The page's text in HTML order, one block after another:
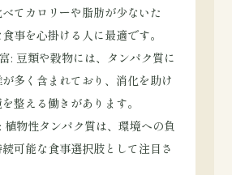
てカロリーや脂肪が少ないた
事を心掛ける人に最適です。
: 豆類や穀物には、タンパク質に
多く含まれており、消化を助け
整える働きがあります。
植物性タンパク質は、環境への負
可能な食事選択肢として注目さ